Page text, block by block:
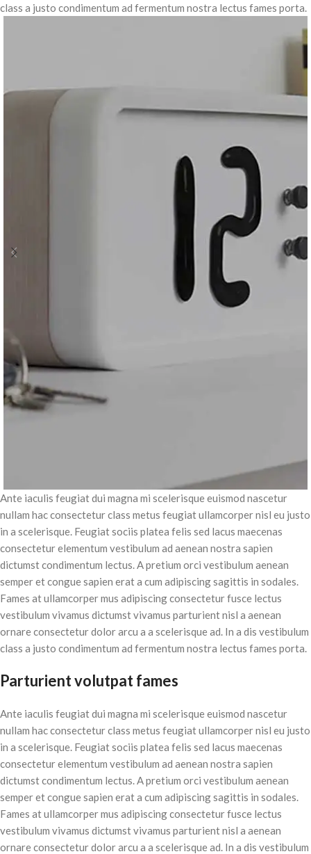
class a justo condimentum ad fermentum nostra lectus fames porta.
Ante iaculis feugiat dui magna mi scelerisque euismod nascetur
nullam hac consectetur class metus feugiat ullamcorper nisl eu justo
in a scelerisque. Feugiat sociis platea felis sed lacus maecenas
consectetur elementum vestibulum ad aenean nostra sapien
dictumst condimentum lectus. A pretium orci vestibulum aenean
semper et congue sapien erat a cum adipiscing sagittis in sodales.
Fames at ullamcorper mus adipiscing consectetur fusce lectus
vestibulum vivamus dictumst vivamus parturient nisl a aenean
ornare consectetur dolor arcu a a scelerisque ad. In a dis vestibulum
class a justo condimentum ad fermentum nostra lectus fames porta.
Parturient volutpat fames
Ante iaculis feugiat dui magna mi scelerisque euismod nascetur
nullam hac consectetur class metus feugiat ullamcorper nisl eu justo
in a scelerisque. Feugiat sociis platea felis sed lacus maecenas
consectetur elementum vestibulum ad aenean nostra sapien
dictumst condimentum lectus. A pretium orci vestibulum aenean
semper et congue sapien erat a cum adipiscing sagittis in sodales.
Fames at ullamcorper mus adipiscing consectetur fusce lectus
vestibulum vivamus dictumst vivamus parturient nisl a aenean
ornare consectetur dolor arcu a a scelerisque ad. In a dis vestibulum